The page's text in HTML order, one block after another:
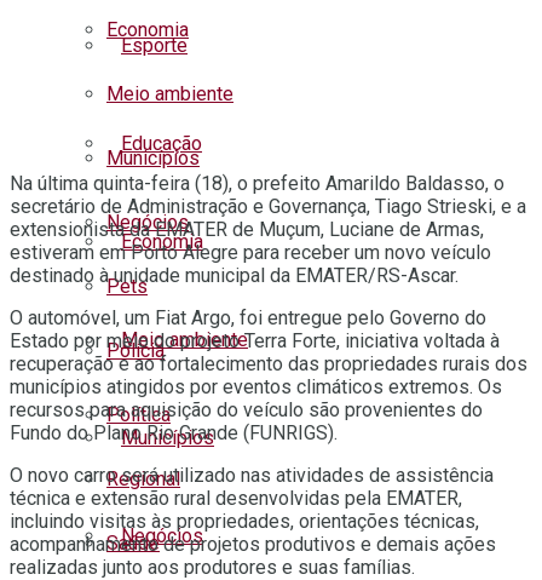
Esporte
Educação
Economia
Meio ambiente
Municípios
Negócios
Economia
Meio ambiente
Municípios
Negócios
Pets
Polícia
Política
Regional
Saúde
Na última quinta-feira (18), o prefeito Amarildo Baldasso, o
secretário de Administração e Governança, Tiago Strieski, e a
extensionista da EMATER de Muçum, Luciane de Armas,
estiveram em Porto Alegre para receber um novo veículo
destinado à unidade municipal da EMATER/RS-Ascar.
O automóvel, um Fiat Argo, foi entregue pelo Governo do
Estado por meio do projeto Terra Forte, iniciativa voltada à
recuperação e ao fortalecimento das propriedades rurais dos
municípios atingidos por eventos climáticos extremos. Os
recursos para aquisição do veículo são provenientes do
Fundo do Plano Rio Grande (FUNRIGS).
O novo carro será utilizado nas atividades de assistência
técnica e extensão rural desenvolvidas pela EMATER,
incluindo visitas às propriedades, orientações técnicas,
acompanhamento de projetos produtivos e demais ações
realizadas junto aos produtores e suas famílias.